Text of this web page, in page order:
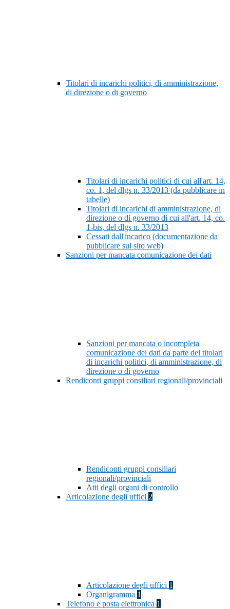
Titolari di incarichi politici, di amministrazione,
di direzione o di governo
Titolari di incarichi politici di cui all'art. 14,
co. 1, del dlgs n. 33/2013 (da pubblicare in
tabelle)
Titolari di incarichi di amministrazione, di
direzione o di governo di cui all'art. 14, co.
1-bis, del dlgs n. 33/2013
Cessati dall'incarico (documentazione da
pubblicare sul sito web)
Sanzioni per mancata comunicazione dei dati
Sanzioni per mancata o incompleta
comunicazione dei dati da parte dei titolari
di incarichi politici, di amministrazione, di
direzione o di governo
Rendiconti gruppi consiliari regionali/provinciali
Rendiconti gruppi consiliari
regionali/provinciali
Atti degli organi di controllo
Articolazione degli uffici 2
Articolazione degli uffici 1
Organigramma 1
Telefono e posta elettronica 1